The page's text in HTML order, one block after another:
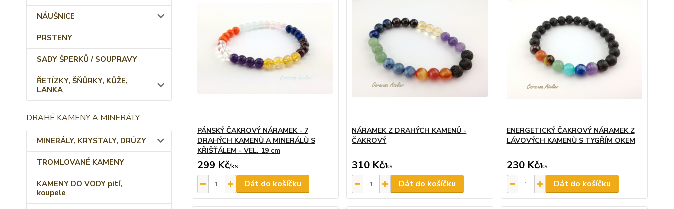
NÁUŠNICE
PRSTENY
SADY ŠPERKŮ / SOUPRAVY
ŘETÍZKY, ŠŇŮRKY, KŮŽE,
LANKA
DRAHÉ KAMENY A MINERÁLY
MINERÁLY, KRYSTALY, DRÚZY
TROMLOVANÉ KAMENY
KAMENY DO VODY pití,
koupele
PÁNSKÝ ČAKROVÝ NÁRAMEK - 7
DRAHÝCH KAMENŮ A MINERÁLŮ S
KŘIŠŤÁLEM - VEL. 19 cm
299 Kč/ks
Dát do košíčku
NÁRAMEK Z DRAHÝCH KAMENŮ -
ČAKROVÝ
310 Kč/ks
Dát do košíčku
ENERGETICKÝ ČAKROVÝ NÁRAMEK Z
LÁVOVÝCH KAMENŮ S TYGŘÍM OKEM
230 Kč/ks
Dát do košíčku